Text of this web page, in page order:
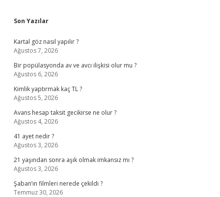
Sidebar
Son Yazılar
Kartal göz nasıl yapılır ?
Ağustos 7, 2026
Bir popülasyonda av ve avcı ilişkisi olur mu ?
Ağustos 6, 2026
Kimlik yaptırmak kaç TL ?
Ağustos 5, 2026
Avans hesap taksit gecikirse ne olur ?
Ağustos 4, 2026
41 ayet nedir ?
Ağustos 3, 2026
21 yaşından sonra aşık olmak imkansız mı ?
Ağustos 3, 2026
Şaban’ın filmleri nerede çekildi ?
Temmuz 30, 2026